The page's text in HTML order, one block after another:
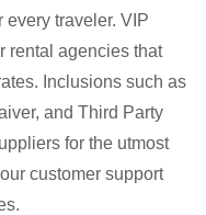
traveler. VIP
rental agencies that
Inclusions such as
and Third Party
for the utmost
customer support